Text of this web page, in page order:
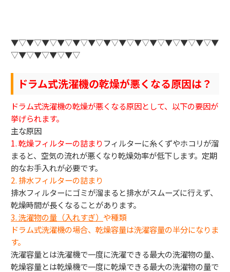
▼▽▼▽▼▽▼▽▼▽▼▽▼▽▼▽▼▽▼▽▼▽▼▽▼▽▼
▽▼▽▼▽▼▽▼▽
ドラム式洗濯機の乾燥が悪くなる原因は？
ドラム式洗濯機の乾燥が悪くなる原因として、以下の要因が
挙げられます。
主な原因
1. 乾燥フィルターの詰まりフィルターに糸くずやホコリが溜
まると、空気の流れが悪くなり乾燥効率が低下します。定期
的なお手入れが必要です。
2. 排水フィルターの詰まり
排水フィルターにゴミが溜まると排水がスムーズに行えず、
乾燥時間が長くなることがあります。
3.洗濯物の量（入れすぎ） や種類
ドラム式洗濯機の場合、乾燥容量は洗濯容量の半分になりま
す。
洗濯容量とは洗濯機で一度に洗濯できる最大の洗濯物の量、
乾燥容量とは乾燥機で一度に乾燥できる最大の洗濯物の量で